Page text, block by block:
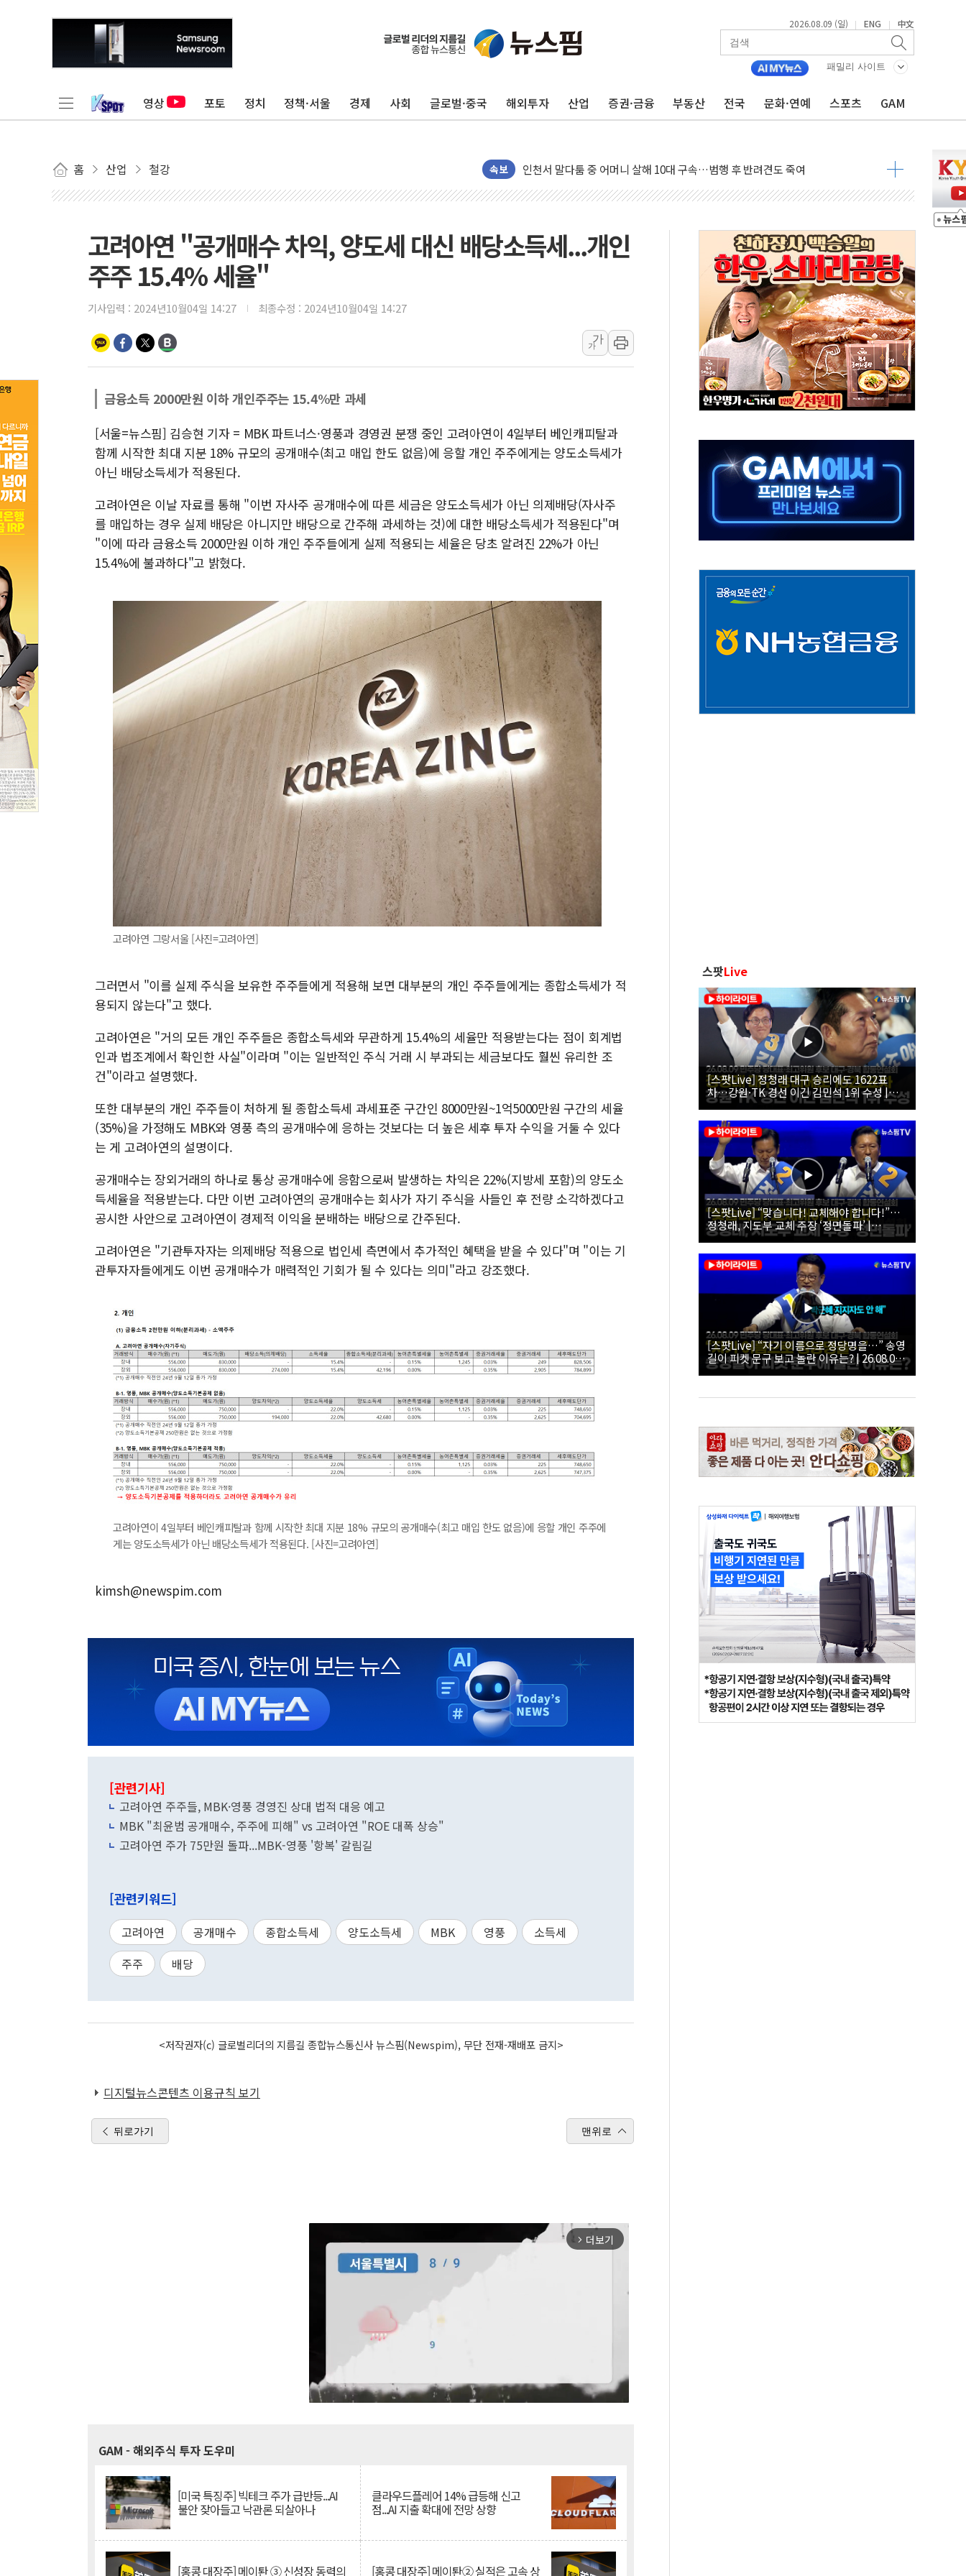
2026.08.09 (일) | ENG | 中文
패밀리 사이트
영상 포토 정치 정책·서울 경제 사회 글로벌·중국 해외투자 산업 증권·금융 부동산 전국 문화·연예 스포츠 GAM
홈 산업 철강 속보
평택 진위면 공장서 질식사고 발생…작업자 1명 숨져
포항 블루밸리 국가산단에 '철강 AI융합실증센터' 들어선다
[종합] 김민석, 정청래에 누적 '1.48%p' 차 선두 유지...金 46.01% vs 鄭 44.53%
민주당 경북도당위원장에 오중기 당선...합산득표율 68.63%
김민석, 강원·대구·경북 경선서 정청래에 승리…金 48.54% vs 鄭 44.40%
[속보] 민주, 강원·대구·경북 경선 결과...김민석 48.54% 정청래 44.40%
[속보] 민주, 대구 경선 결과 발표...정청래 47.82% 김민석 46.35% 송영길 5.83%
[속보] 민주, 강원 경선 결과 발표...김민석 50.30% 정청래 41.94% 송영길 7.76%
정재헌 CEO, SKT 장기고객 400명 맞이…"마음 잇는 시간 되길"
최태원, 노소영에 9440억 지급 확정되나…재상고 앞두고 막판 셈법
인천시 광복절 현수막 '태극기 거꾸로' 논란…이틀만에 철거
병무청, 보충역 전면 손질… 예술·체육요원 최대 33% 감축
홈플러스發 대형마트 판매, 역대 최대폭 감소한 9.4%↓…유통업계 양극화 심화
윤준병·이해민 의원, '정부 특사'로 콜롬비아 대통령 취임식 참석
'호우·산사태 주의보' 울진 시간당 30mm 강한 비...호우 피해 없어
여야, 황희 '버스 하우스' 공방…野 "청년 우롱 기괴" vs 與 "송구한 해프닝"
고려아연 "공개매수 차익, 양도세 대신 배당소득세...개인
주주 15.4% 세율"
기사입력 : 2024년10월04일 14:27 최종수정 : 2024년10월04일 14:27
가
가
금융소득 2000만원 이하 개인주주는 15.4%만 과세
[서울=뉴스핌] 김승현 기자 = MBK 파트너스·영풍과 경영권 분쟁 중인 고려아연이 4일부터 베인캐피탈과
함께 시작한 최대 지분 18% 규모의 공개매수(최고 매입 한도 없음)에 응할 개인 주주에게는 양도소득세가
아닌 배당소득세가 적용된다.
고려아연은 이날 자료를 통해 "이번 자사주 공개매수에 따른 세금은 양도소득세가 아닌 의제배당(자사주
를 매입하는 경우 실제 배당은 아니지만 배당으로 간주해 과세하는 것)에 대한 배당소득세가 적용된다"며
"이에 따라 금융소득 2000만원 이하 개인 주주들에게 실제 적용되는 세율은 당초 알려진 22%가 아닌
15.4%에 불과하다"고 밝혔다.
고려아연 그랑서울 [사진=고려아연]
그러면서 "이를 실제 주식을 보유한 주주들에게 적용해 보면 대부분의 개인 주주들에게는 종합소득세가 적
용되지 않는다"고 했다.
고려아연은 "거의 모든 개인 주주들은 종합소득세와 무관하게 15.4%의 세율만 적용받는다는 점이 회계법
인과 법조계에서 확인한 사실"이라며 "이는 일반적인 주식 거래 시 부과되는 세금보다도 훨씬 유리한 조
건"이라고 설명했다.
또한 대부분의 개인 주주들이 처하게 될 종합소득세 과세표준 구간인 8000만원~1억5000만원 구간의 세율
(35%)을 가정해도 MBK와 영풍 측의 공개매수에 응하는 것보다는 더 높은 세후 투자 수익을 거둘 수 있다
는 게 고려아연의 설명이다.
공개매수는 장외거래의 하나로 통상 공개매수에 응함으로써 발생하는 차익은 22%(지방세 포함)의 양도소
득세율을 적용받는다. 다만 이번 고려아연의 공개매수는 회사가 자기 주식을 사들인 후 전량 소각하겠다고
공시한 사안으로 고려아연이 경제적 이익을 분배하는 배당으로 간주된다.
고려아연은 "기관투자자는 의제배당 적용으로 법인세 측면에서 추가적인 혜택을 받을 수 있다"며 "이는 기
관투자자들에게도 이번 공개매수가 매력적인 기회가 될 수 있다는 의미"라고 강조했다.
고려아연이 4일부터 베인캐피탈과 함께 시작한 최대 지분 18% 규모의 공개매수(최고 매입 한도 없음)에 응할 개인 주주에
게는 양도소득세가 아닌 배당소득세가 적용된다. [사진=고려아연]
kimsh@newspim.com
[관련기사]
고려아연 주주들, MBK·영풍 경영진 상대 법적 대응 예고
MBK "최윤범 공개매수, 주주에 피해" vs 고려아연 "ROE 대폭 상승"
고려아연 주가 75만원 돌파...MBK-영풍 '항복' 갈림길
[관련키워드]
고려아연 공개매수 종합소득세 양도소득세 MBK 영풍
소득세
주주
배당
<저작권자(c) 글로벌리더의 지름길 종합뉴스통신사 뉴스핌(Newspim), 무단 전재-재배포 금지>
디지털뉴스콘텐츠 이용규칙 보기
뒤로가기 맨위로
arrow_forward_ios 더보기
GAM - 해외주식 투자 도우미
[미국 특징주] 빅테크 주가 급반등...AI
불안 잦아들고 낙관론 되살아나
클라우드플레어 14% 급등해 신고
점...AI 지출 확대에 전망 상향
[홍콩 대장주] 메이퇀 ③ 신성장 동력의 [홍콩 대장주] 메이퇀② 실적은 고속 상
스팟Live
[스팟Live] 정청래 대구 승리에도 1622표
차…강원·TK 경선 이긴 김민석 1위 수성 |
26.08.09 더불어민주당 당대표·최고위원 후
보 대구·경북 합동연설회
[스팟Live] “맞습니다! 교체해야 합니다!”…
정청래, 지도부 교체 주장 ‘정면돌파’ |
26.08.09 더불어민주당 당대표·최고위원 후
보 대구·경북 합동연설회
[스팟Live] “자기 이름으로 정당명을…” 송영
길이 피켓 문구 보고 놀란 이유는? | 26.08.09
더불어민주당 당대표·최고위원 후보 대구·경